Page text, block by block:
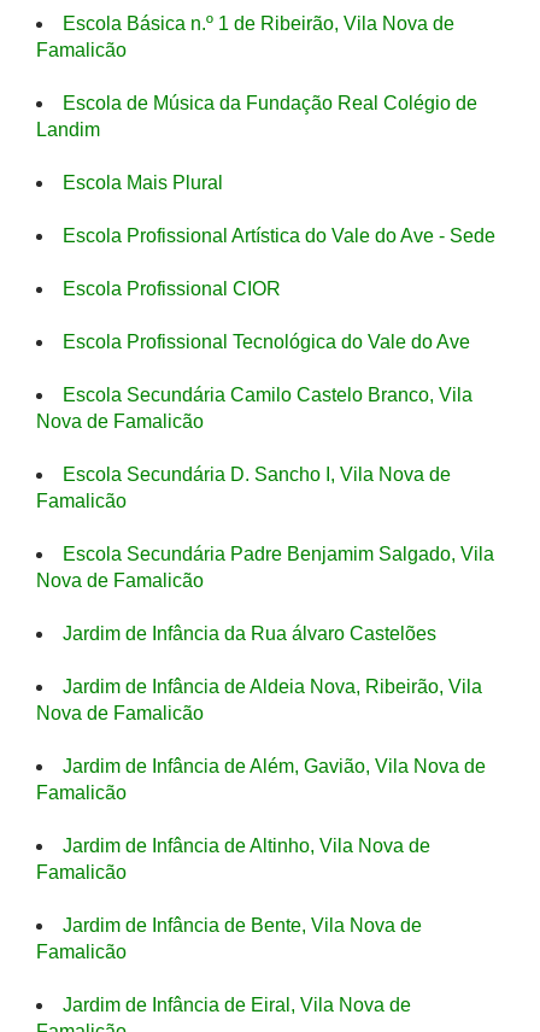
Escola Básica n.º 1 de Ribeirão, Vila Nova de
Famalicão
Escola de Música da Fundação Real Colégio de
Landim
Escola Mais Plural
Escola Profissional Artística do Vale do Ave - Sede
Escola Profissional CIOR
Escola Profissional Tecnológica do Vale do Ave
Escola Secundária Camilo Castelo Branco, Vila
Nova de Famalicão
Escola Secundária D. Sancho I, Vila Nova de
Famalicão
Escola Secundária Padre Benjamim Salgado, Vila
Nova de Famalicão
Jardim de Infância da Rua álvaro Castelões
Jardim de Infância de Aldeia Nova, Ribeirão, Vila
Nova de Famalicão
Jardim de Infância de Além, Gavião, Vila Nova de
Famalicão
Jardim de Infância de Altinho, Vila Nova de
Famalicão
Jardim de Infância de Bente, Vila Nova de
Famalicão
Jardim de Infância de Eiral, Vila Nova de